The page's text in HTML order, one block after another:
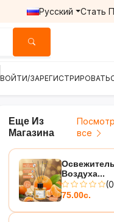
Русский Стать
ВОЙТИ/
Еще Из
Магазина
все
Освежитель
Воздуха...
75.00с.